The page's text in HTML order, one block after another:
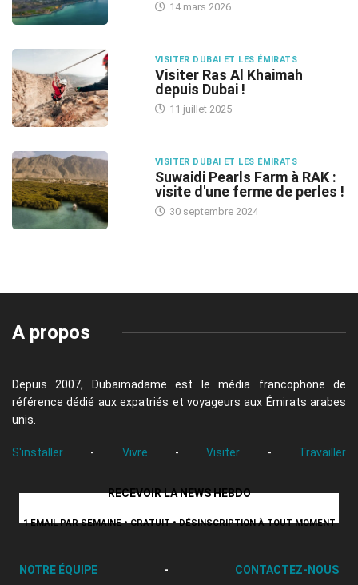
14 mars 2026
VISITER DUBAI ET LES ÉMIRATS
Visiter Ras Al Khaimah
depuis Dubai !
11 juillet 2025
VISITER DUBAI ET LES ÉMIRATS
Suwaidi Pearls Farm à RAK :
visite d'une ferme de perles !
30 septembre 2024
A propos
Depuis 2007, Dubaimadame est le média francophone de
référence dédié aux expatriés et voyageurs aux Émirats arabes
unis.
S'installer - Vivre - Visiter - Travailler
RECEVOIR LA NEWS HEBDO
1 EMAIL PAR SEMAINE • GRATUIT • DÉSINSCRIPTION À TOUT MOMENT
NOTRE ÉQUIPE - CONTACTEZ-NOUS